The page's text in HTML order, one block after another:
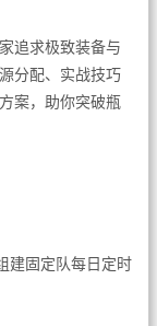
追求极致装备与
分配、实战技巧
案，助你突破瓶
建固定队每日定时